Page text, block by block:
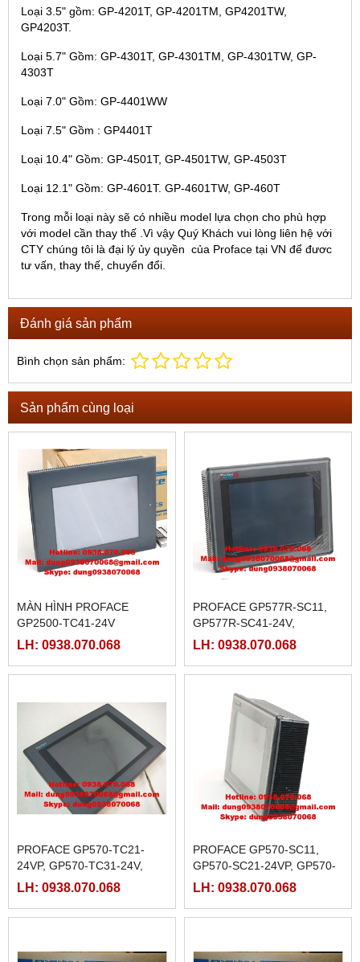
Loại 3.5" gồm: GP-4201T, GP-4201TM, GP4201TW,
GP4203T.
Loại 5.7" Gồm: GP-4301T, GP-4301TM, GP-4301TW, GP-
4303T
Loại 7.0" Gồm: GP-4401WW
Loại 7.5" Gồm : GP4401T
Loại 10.4" Gồm: GP-4501T, GP-4501TW, GP-4503T
Loại 12.1" Gồm: GP-4601T. GP-4601TW, GP-460T
Trong mỗi loại này sẽ có nhiều model lựa chọn cho phù hợp
với model cần thay thế . Vì vậy Quý Khách vui lòng liên hệ với
CTY chúng tôi là đại lý ủy quyền của Proface tại VN để đươc
tư vấn, thay thế, chuyển đổi.
Đánh giá sản phẩm
Bình chọn sản phẩm:
Sản phẩm cùng loại
MÀN HÌNH PROFACE
GP2500-TC41-24V
LH: 0938.070.068
PROFACE GP577R-SC11,
GP577R-SC41-24V,
GP577R-TC11, GP577R-
LH: 0938.070.068
PROFACE GP570-TC21-
24VP, GP570-TC31-24V,
GP570-TV11, GP571-TC11
LH: 0938.070.068
PROFACE GP570-SC11,
GP570-SC21-24VP, GP570-
SC31-24V, GP570-TC11
LH: 0938.070.068